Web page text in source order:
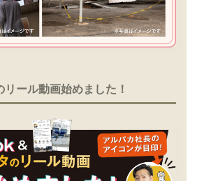
ール動画始めました！